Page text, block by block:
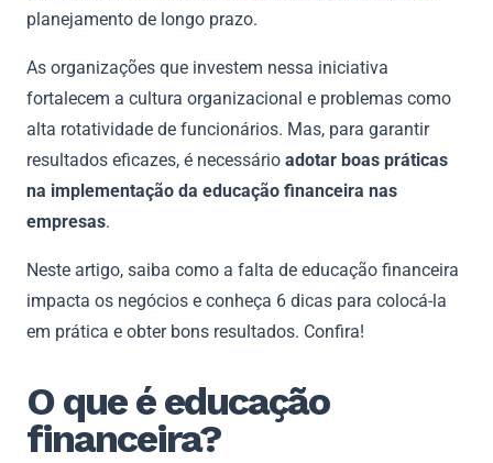
planejamento de longo prazo.
As organizações que investem nessa iniciativa
fortalecem a cultura organizacional e problemas como
alta rotatividade de funcionários. Mas, para garantir
resultados eficazes, é necessário adotar boas práticas
na implementação da educação financeira nas
empresas.
Neste artigo, saiba como a falta de educação financeira
impacta os negócios e conheça 6 dicas para colocá-la
em prática e obter bons resultados. Confira!
O que é educação
financeira?